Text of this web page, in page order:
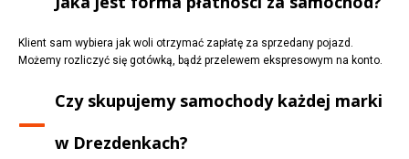
Klient sam wybiera jak woli otrzymać zapłatę za sprzedany pojazd.
Możemy rozliczyć się gotówką, bądź przelewem ekspresowym na konto.
Czy skupujemy samochody każdej marki
w Drezdenkach?